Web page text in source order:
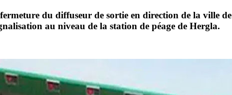
du diffuseur de sortie en direction de la ville de
au niveau de la station de péage de Hergla.